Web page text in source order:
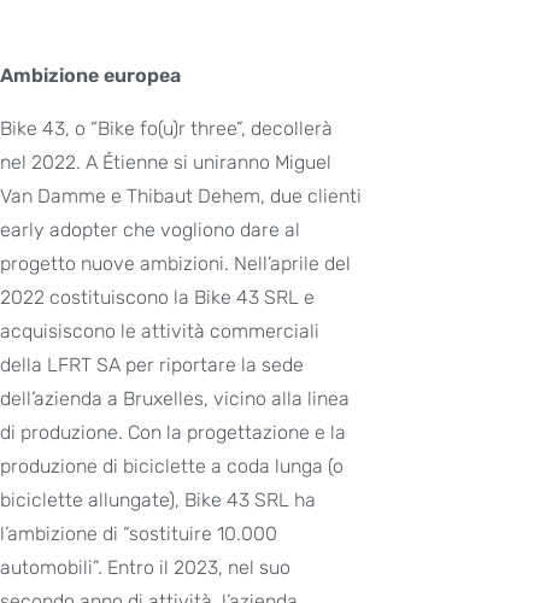
Ambizione europea
Bike 43, o “Bike fo(u)r three”, decollerà
nel 2022. A Étienne si uniranno Miguel
Van Damme e Thibaut Dehem, due clienti
early adopter che vogliono dare al
progetto nuove ambizioni. Nell’aprile del
2022 costituiscono la Bike 43 SRL e
acquisiscono le attività commerciali
della LFRT SA per riportare la sede
dell’azienda a Bruxelles, vicino alla linea
di produzione. Con la progettazione e la
produzione di biciclette a coda lunga (o
biciclette allungate), Bike 43 SRL ha
l’ambizione di “sostituire 10.000
automobili”. Entro il 2023, nel suo